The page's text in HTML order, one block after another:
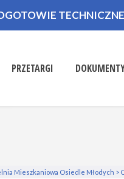
PRZETARGI
Mieszkaniowa Osiedle Młodych >